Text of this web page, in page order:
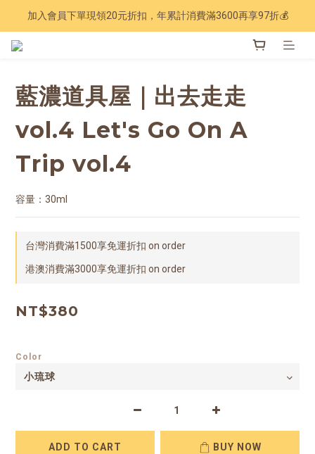
Have a nice trip 🧳 2027手帳季 準備登場
加入會員下單現領20元折扣，年累計消費滿3600再享97折💰
藍濃道具屋｜出去走走
vol.4 Let's Go On A
Trip vol.4
容量：30ml
台灣消費滿1500享免運折扣 on order
港澳消費滿3000享免運折扣 on order
NT$380
Color
ADD TO CART BUY NOW